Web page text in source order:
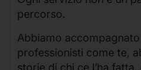
percorso.
Abbiamo
professionisti come te,
storie di chi ce l’ha